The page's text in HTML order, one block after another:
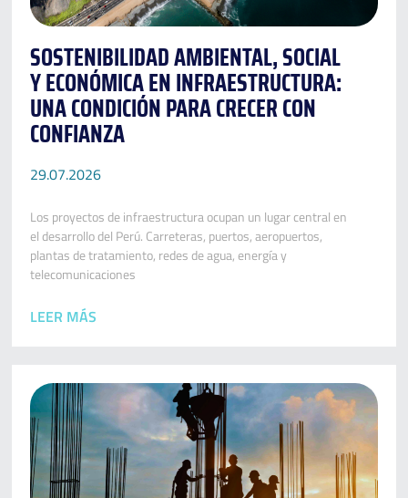
SOSTENIBILIDAD AMBIENTAL, SOCIAL
Y ECONÓMICA EN INFRAESTRUCTURA:
UNA CONDICIÓN PARA CRECER CON
CONFIANZA
29.07.2026
Los proyectos de infraestructura ocupan un lugar central en
el desarrollo del Perú. Carreteras, puertos, aeropuertos,
plantas de tratamiento, redes de agua, energía y
telecomunicaciones
LEER MÁS